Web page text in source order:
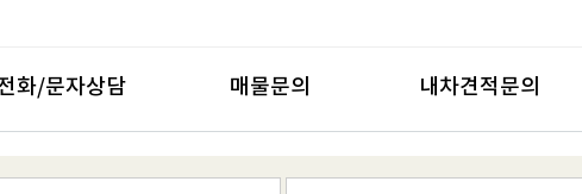
화/문자상담 매물문의 내차견적문의